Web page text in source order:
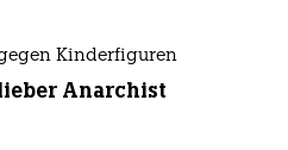
Kinderfiguren
Anarchist